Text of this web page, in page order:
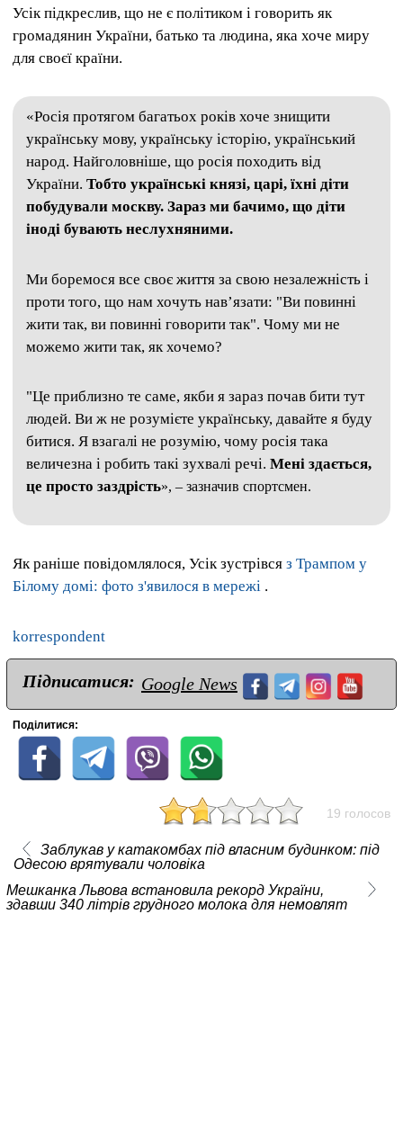
Усік підкреслив, що не є політиком і говорить як
громадянин України, батько та людина, яка хоче миру
для своєї країни.
«Росія протягом багатьох років хоче знищити
українську мову, українську історію, український
народ. Найголовніше, що росія походить від
України. Тобто українські князі, царі, їхні діти
побудували москву. Зараз ми бачимо, що діти
іноді бувають неслухняними.
Ми боремося все своє життя за свою незалежність і
проти того, що нам хочуть нав’язати: "Ви повинні
жити так, ви повинні говорити так". Чому ми не
можемо жити так, як хочемо?
"Це приблизно те саме, якби я зараз почав бити тут
людей. Ви ж не розумієте українську, давайте я буду
битися. Я взагалі не розумію, чому росія така
величезна і робить такі зухвалі речі. Мені здається,
це просто заздрість», – зазначив спортсмен.
Як раніше повідомлялося, Усік зустрівся з Трампом у
Білому домі: фото з'явилося в мережі .
korrespondent
Підписатися: Google News
Поділитися:
19 голосов
Заблукав у катакомбах під власним будинком: під
Одесою врятували чоловіка
Мешканка Львова встановила рекорд України,
здавши 340 літрів грудного молока для немовлят